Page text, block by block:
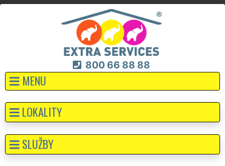
800 66 88 88
MENU
LOKALITY
SLUŽBY